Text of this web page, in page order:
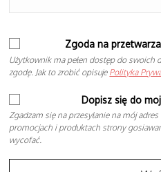
Zgoda na
Użytkownik ma pełen dostęp do swoich
zgodę. Jak to zrobić opisuje Polityka
Dopisz się do
Zgadzam się na przesyłanie na mój
promocjach i produktach strony
wycofać.